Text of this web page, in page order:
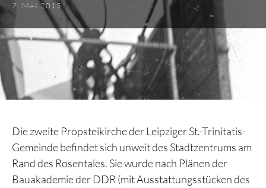
7. MAI 2015
Die zweite Propsteikirche der Leipziger St.-Trinitatis-
Gemeinde befindet sich unweit des Stadtzentrums am
Rand des Rosentales. Sie wurde nach Plänen der
Bauakademie der DDR (mit Ausstattungsstücken des